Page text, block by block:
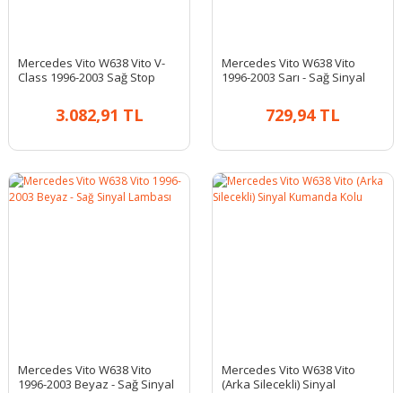
Mercedes Vito W638 Vito V-
Class 1996-2003 Sağ Stop
3.082,91 TL
Mercedes Vito W638 Vito
1996-2003 Sarı - Sağ Sinyal
729,94 TL
Mercedes Vito W638 Vito
1996-2003 Beyaz - Sağ Sinyal
Mercedes Vito W638 Vito
(Arka Silecekli) Sinyal